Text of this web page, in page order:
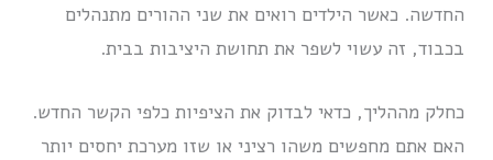
החדשה. כאשר הילדים רואים את שני ההורים מתנהלים
בכבוד, זה עשוי לשפר את תחושת היציבות בבית.
כחלק מההליך, כדאי לבדוק את הציפיות כלפי הקשר החדש.
האם אתם מחפשים משהו רציני או שזו מערכת יחסים יותר